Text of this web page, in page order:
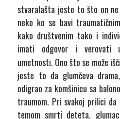
stvaralašta jeste to što on
neko ko se bavi
kako društvenim tako i
imati odgovor i
umetnosti. Ono što se može
jeste to da glumčeva
odigrao za komšinicu sa
traumom. Pri svakoj prilici
temom smrti deteta,